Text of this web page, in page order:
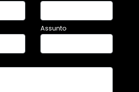
Assunto